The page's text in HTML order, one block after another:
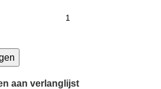
aan verlanglijst